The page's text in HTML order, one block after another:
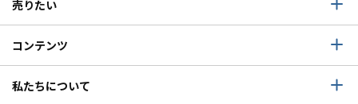
売りたい
コンテンツ
私たちについて